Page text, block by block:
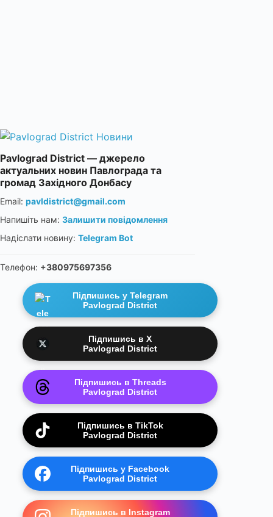
Pavlograd District — джерело
актуальних новин Павлограда та
громад Західного Донбасу
Email: pavldistrict@gmail.com
Напишіть нам: Залишити повідомлення
Надіслати новину: Telegram Bot
Телефон: +380975697356
Підпишись у Telegram
Pavlograd District
Підпишись в X
Pavlograd District
Підпишись в Threads
Pavlograd District
Підпишись в TikTok
Pavlograd District
Підпишись у Facebook
Pavlograd District
Підпишись в Instagram